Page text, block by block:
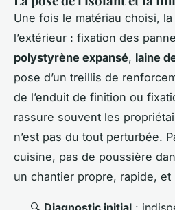
Une fois le matériau choisi,
l’extérieur : fixation des
polystyrène expansé, laine
pose d’un treillis de
de l’enduit de finition ou
rassure souvent les
n’est pas du tout perturbée.
cuisine, pas de poussière
un chantier propre, rapide, et
🔍 Diagnostic initial :